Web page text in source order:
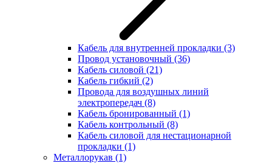
Кабель для внутренней прокладки (3)
Провод установочный (36)
Кабель силовой (21)
Кабель гибкий (2)
Провода для воздушных линий
электропередач (8)
Кабель бронированный (1)
Кабель контрольный (8)
Кабель силовой для нестационарной
прокладки (1)
Металлорукав (1)